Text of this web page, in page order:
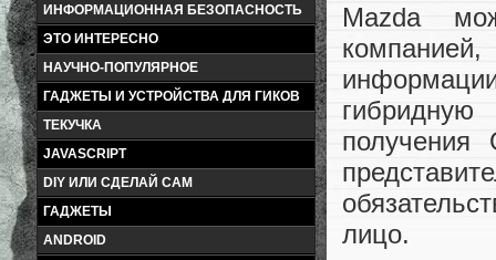
ИНФОРМАЦИОННАЯ БЕЗОПАСНОСТЬ
ЭТО ИНТЕРЕСНО
НАУЧНО-ПОПУЛЯРНОЕ
ГАДЖЕТЫ И УСТРОЙСТВА ДЛЯ ГИКОВ
ТЕКУЧКА
JAVASCRIPT
DIY ИЛИ СДЕЛАЙ САМ
ГАДЖЕТЫ
ANDROID
Mazda
получения
лицо.